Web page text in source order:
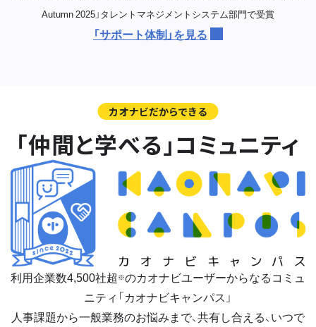
Autumn 2025」タレントマネジメントシステム部門で受賞
「サポート体制」を見る
カオナビだからできる
「仲間と学べる」コミュニティ
利用企業数4,500社超 ※のカオナビユーザーからなるコミュ
ニティ「カオナビキャンパス」
人事課題から一般業務のお悩みまで、共有し合える、いつで